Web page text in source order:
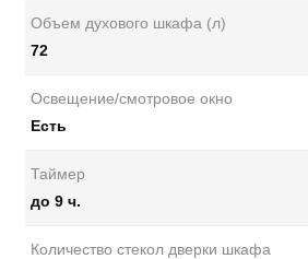
Объем духового шкафа (л)
72
Освещение/смотровое окно
Есть
Таймер
до 9 ч.
Количество стекол дверки шкафа